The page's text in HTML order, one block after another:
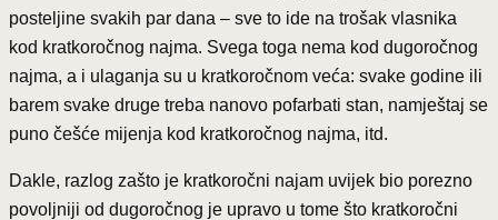
posteljine svakih par dana – sve to ide na trošak vlasnika
kod kratkoročnog najma. Svega toga nema kod dugoročnog
najma, a i ulaganja su u kratkoročnom veća: svake godine ili
barem svake druge treba nanovo pofarbati stan, namještaj se
puno češće mijenja kod kratkoročnog najma, itd.
Dakle, razlog zašto je kratkoročni najam uvijek bio porezno
povoljniji od dugoročnog je upravo u tome što kratkoročni